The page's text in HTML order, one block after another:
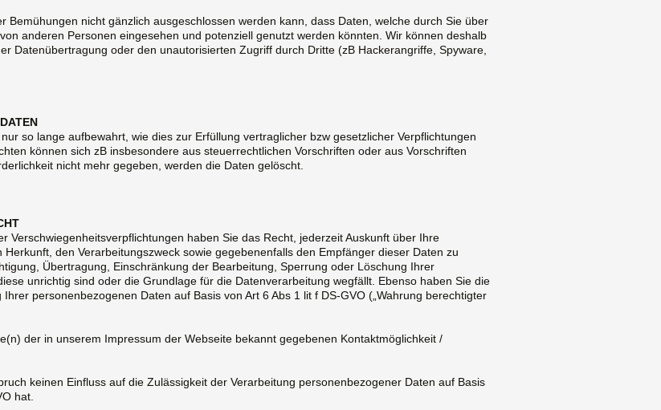
Bemühungen nicht gänzlich ausgeschlossen werden kann, dass Daten, welche durch Sie über
anderen Personen eingesehen und potenziell genutzt werden könnten. Wir können deshalb
Datenübertragung oder den unautorisierten Zugriff durch Dritte (zB Hackerangriffe, Spyware,
so lange aufbewahrt, wie dies zur Erfüllung vertraglicher bzw gesetzlicher Verpflichtungen
können sich zB insbesondere aus steuerrechtlichen Vorschriften oder aus Vorschriften
nicht mehr gegeben, werden die Daten gelöscht.
Verschwiegenheitsverpflichtungen haben Sie das Recht, jederzeit Auskunft über Ihre
den Verarbeitungszweck sowie gegebenenfalls den Empfänger dieser Daten zu
Übertragung, Einschränkung der Bearbeitung, Sperrung oder Löschung Ihrer
unrichtig sind oder die Grundlage für die Datenverarbeitung wegfällt. Ebenso haben Sie die
personenbezogenen Daten auf Basis von Art 6 Abs 1 lit f DS-GVO („Wahrung berechtigter
der in unserem Impressum der Webseite bekannt gegebenen Kontaktmöglichkeit /
keinen Einfluss auf die Zulässigkeit der Verarbeitung personenbezogener Daten auf Basis
hat.